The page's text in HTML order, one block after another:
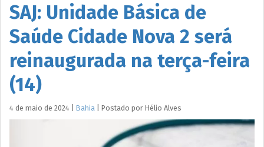
SAJ: Unidade Básica de
Saúde Cidade Nova 2 será
reinaugurada na terça-feira
(14)
4 de maio de 2024 Bahia Postado por Hélio Alves